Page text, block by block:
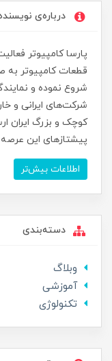
درباره‌ی
شروع نموده و
شرکت‌های ایرانی و
کوچک و بزرگ ایران
پیشتازهای این
اطلاعات بیش‌تر
دسته‌بندی
وبلاگ
آموزشی
تکنولوژی